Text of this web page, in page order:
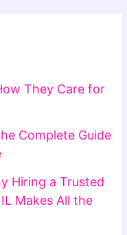
They Care for
Complete Guide
Hiring a Trusted
Makes All the